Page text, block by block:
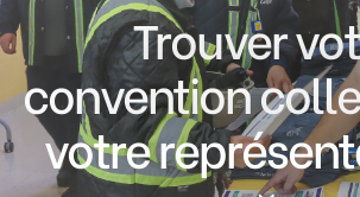
Trouver
convention
votre